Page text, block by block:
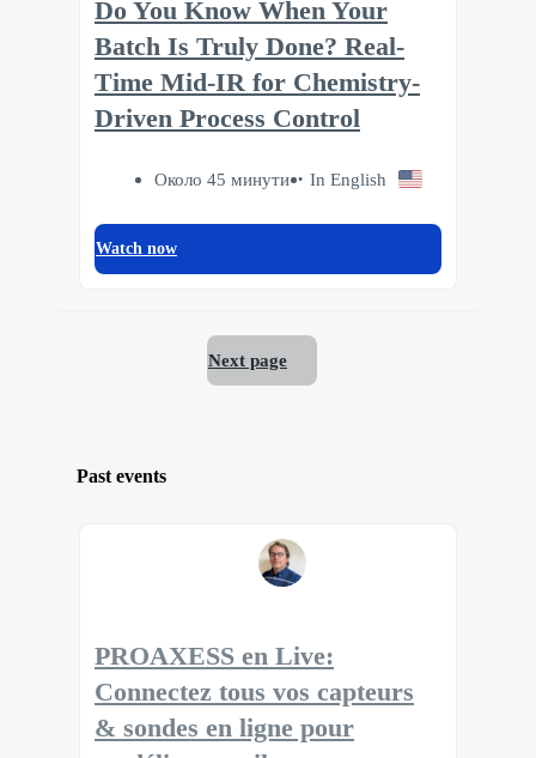
Do You Know When Your
Batch Is Truly Done? Real-
Time Mid-IR for Chemistry-
Driven Process Control
Около 45 минути In English
Watch now
Next page
Past events
PROAXESS en Live:
Connectez tous vos capteurs
& sondes en ligne pour